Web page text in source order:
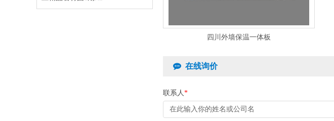
四川外墙保温一体板
在线询价
联系人*